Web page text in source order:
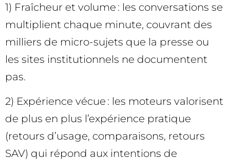
1) Fraîcheur et volume : les conversations se
multiplient chaque minute, couvrant des
milliers de micro-sujets que la presse ou
les sites institutionnels ne documentent
pas.
2) Expérience vécue : les moteurs valorisent
de plus en plus l’expérience pratique
(retours d’usage, comparaisons, retours
SAV) qui répond aux intentions de